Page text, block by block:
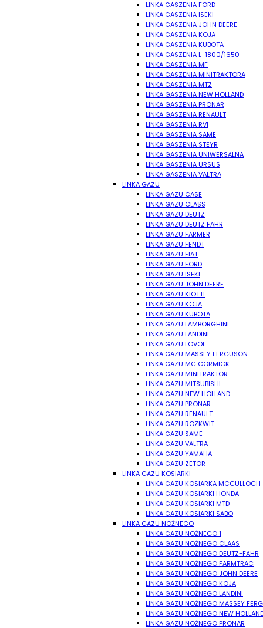
LINKA GASZENIA FORD
LINKA GASZENIA ISEKI
LINKA GASZENIA JOHN DEERE
LINKA GASZENIA KOJA
LINKA GASZENIA KUBOTA
LINKA GASZENIA L-1800/1650
LINKA GASZENIA MF
LINKA GASZENIA MINITRAKTORA
LINKA GASZENIA MTZ
LINKA GASZENIA NEW HOLLAND
LINKA GASZENIA PRONAR
LINKA GASZENIA RENAULT
LINKA GASZENIA RVI
LINKA GASZENIA SAME
LINKA GASZENIA STEYR
LINKA GASZENIA UNIWERSALNA
LINKA GASZENIA URSUS
LINKA GASZENIA VALTRA
LINKA GAZU
LINKA GAZU CASE
LINKA GAZU CLASS
LINKA GAZU DEUTZ
LINKA GAZU DEUTZ FAHR
LINKA GAZU FARMER
LINKA GAZU FENDT
LINKA GAZU FIAT
LINKA GAZU FORD
LINKA GAZU ISEKI
LINKA GAZU JOHN DEERE
LINKA GAZU KIOTTI
LINKA GAZU KOJA
LINKA GAZU KUBOTA
LINKA GAZU LAMBORGHINI
LINKA GAZU LANDINI
LINKA GAZU LOVOL
LINKA GAZU MASSEY FERGUSON
LINKA GAZU MC CORMICK
LINKA GAZU MINITRAKTOR
LINKA GAZU MITSUBISHI
LINKA GAZU NEW HOLLAND
LINKA GAZU PRONAR
LINKA GAZU RENAULT
LINKA GAZU ROZKWIT
LINKA GAZU SAME
LINKA GAZU VALTRA
LINKA GAZU YAMAHA
LINKA GAZU ZETOR
LINKA GAZU KOSIARKI
LINKA GAZU KOSIARKA MCCULLOCH
LINKA GAZU KOSIARKI HONDA
LINKA GAZU KOSIARKI MTD
LINKA GAZU KOSIARKI SABO
LINKA GAZU NOŻNEGO
LINKA GAZU NOŻNEGO 1
LINKA GAZU NOŻNEGO CLAAS
LINKA GAZU NOŻNEGO DEUTZ-FAHR
LINKA GAZU NOŻNEGO FARMTRAC
LINKA GAZU NOŻNEGO JOHN DEERE
LINKA GAZU NOŻNEGO KOJA
LINKA GAZU NOŻNEGO LANDINI
LINKA GAZU NOŻNEGO MASSEY
LINKA GAZU NOŻNEGO NEW
LINKA GAZU NOŻNEGO PRONAR